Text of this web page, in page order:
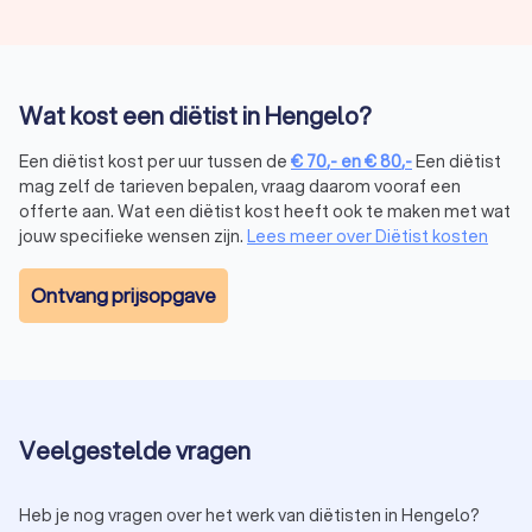
Ondergewicht, overgewicht en obesitas:
biedt begeleiding bij gewichtsbeheersing door middel
van duurzame en gezonde eetgewoonten.
Eetstoornissen:in samenwerking met psychologen en
artsen kan een diëtist ondersteunen bij het herstellen
van een gezond eetpatroon.
Omdat diëtisten bevoegd zijn om medische
voedingsadviezen te geven, werken ze vaak in ziekenhuizen,
revalidatiecentra, huisartsenpraktijken en zelfstandige
diëtistenpraktijken. In veel gevallen wordt de begeleiding
"gewichtsconsulent" geen wettelijk beschermde titel. Dit
betekent dat iedereen zichzelf nutritionist of
ervaring. Toch hebben veel nutritionisten een achtergrond in
Wat kost een diëtist in Hengelo?
Een diëtist kost per uur tussen de € 70,- en€80,-Een diëtist
mag zelf de tarieven bepalen, vraag daarom vooraf een
offerte aan. Wat een diëtist kost heeft ook te maken met wat
jouw specifieke wensen zijn. Lees meer over Diëtist kosten
Ontvang prijsopgave
Veelgestelde vragen
Heb je nog vragen over het werk van diëtisten in Hengelo?